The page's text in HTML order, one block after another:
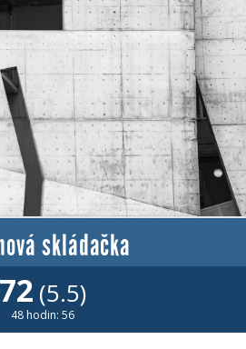
Zapamatovat
Zapomněli jste heslo?
účet na starém webu?
skládačka
72 (5.5)
48 hodin: 56